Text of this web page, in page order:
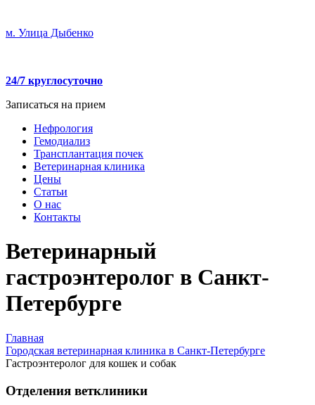
м. Улица Дыбенко
24/7 круглосуточно
Записаться на прием
Нефрология
Гемодиализ
Трансплантация почек
Ветеринарная клиника
Цены
Статьи
О нас
Контакты
Ветеринарный
гастроэнтеролог в Санкт-
Петербурге
Главная
Городская ветеринарная клиника в Санкт-Петербурге
Гастроэнтеролог для кошек и собак
Отделения ветклиники